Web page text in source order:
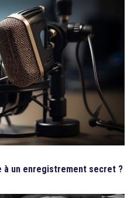
à un enregistrement secret ?